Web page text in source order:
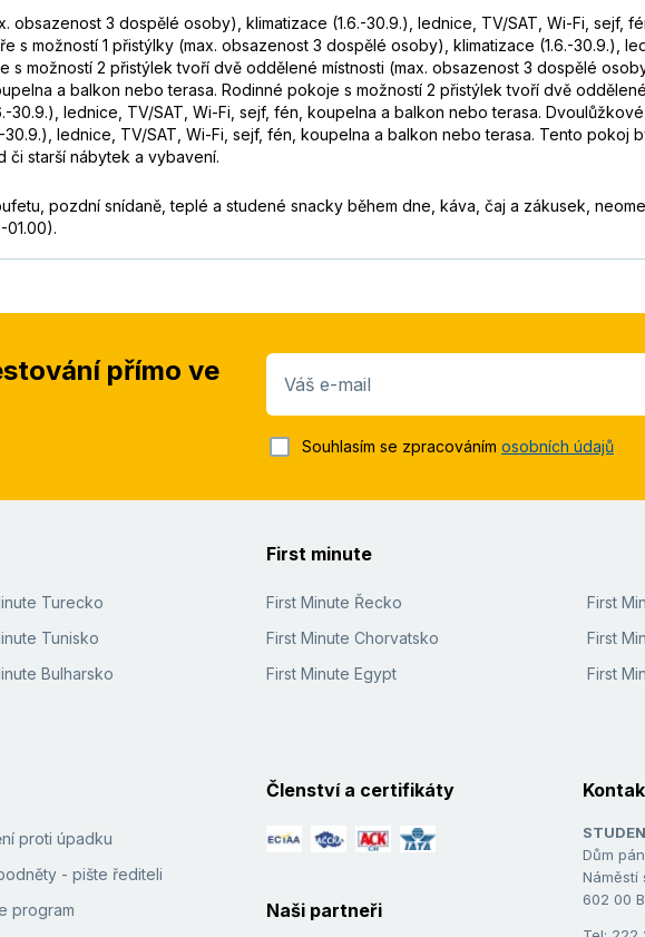
izba z výhľadom na more, jedine pláž mala chybu( bola špinavá- povaľovali sa
nedalo sa ani sedieť na brehu mora kvôli znečisteniu. Všetko však zachránili
Číst více
se dalo vytknout. Kdo nemá rád večerní animační programy (jako my), může večer
Metaxy :-) z nedalekého supermarketu.
služby hodnotím kladně.
Číst více
obsazenost 3 dospělé osoby), klimatizace (1.6.-30.9.), lednice, TV/SAT, Wi-Fi, sejf,
s možností 1 přistýlky (max. obsazenost 3 dospělé osoby), klimatizace (1.6.-30.9.),
možností 2 přistýlek tvoří dvě oddělené místnosti (max. obsazenost 3 dospělé
a balkon nebo terasa. Rodinné pokoje s možností 2 přistýlek tvoří dvě
30.9.), lednice, TV/SAT, Wi-Fi, sejf, fén, koupelna a balkon nebo terasa.
lednice, TV/SAT, Wi-Fi, sejf, fén, koupelna a balkon nebo terasa. Tento pokoj
či starší nábytek a vybavení.
pozdní snídaně, teplé a studené snacky během dne, káva, čaj a zákusek,
přímo ve
Váš e-mail
Souhlasím se zpracováním osobních údajů
Turecko
Tunisko
Bulharsko
First minute
First Minute Řecko
First Minute Chorvatsko
First Minute Egypt
First
First
First
proti úpadku
- pište řediteli
program
Členství a certifikáty
Naši partneři
Dům
Náměstí
602 00